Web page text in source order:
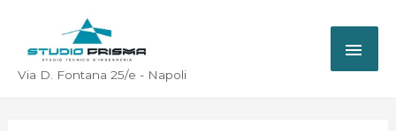
Via D. Fontana 25/e - Napoli